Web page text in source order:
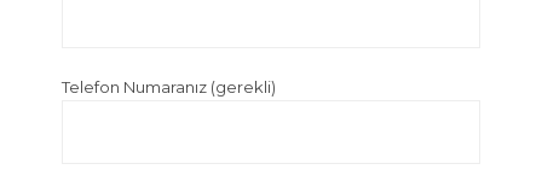
Telefon Numaranız (gerekli)